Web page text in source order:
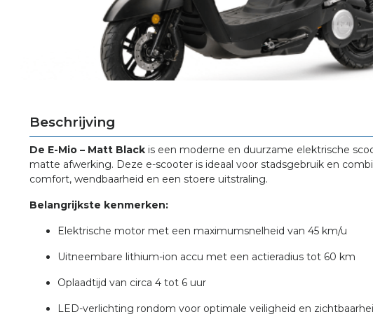
Beschrijving
De E-Mio – Matt Black is een moderne en duurzame elektrische
matte afwerking. Deze e-scooter is ideaal voor stadsgebruik en
comfort, wendbaarheid en een stoere uitstraling.
Belangrijkste kenmerken:
Elektrische motor met een maximumsnelheid van 45 km/u
Uitneembare lithium-ion accu met een actieradius tot 60 km
Oplaadtijd van circa 4 tot 6 uur
LED-verlichting rondom voor optimale veiligheid en